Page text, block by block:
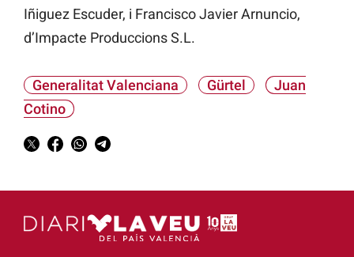
Iñiguez Escuder, i Francisco Javier Arnuncio,
d’Impacte Produccions S.L.
Generalitat Valenciana Gürtel
Juan
Cotino